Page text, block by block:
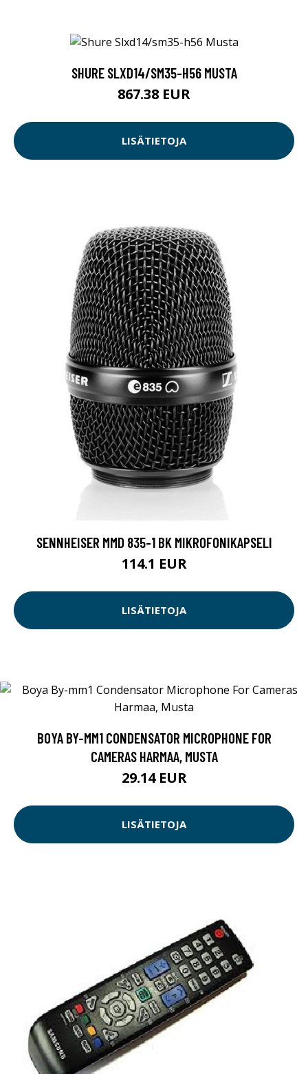
SHURE SLXD14/SM35-H56 MUSTA
867.38 EUR
LISÄTIETOJA
SENNHEISER MMD 835-1 BK MIKROFONIKAPSELI
114.1 EUR
LISÄTIETOJA
BOYA BY-MM1 CONDENSATOR MICROPHONE FOR
CAMERAS HARMAA, MUSTA
29.14 EUR
LISÄTIETOJA